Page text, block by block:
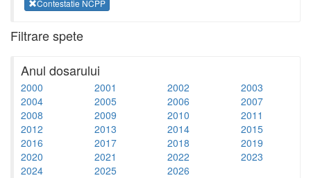
Contestatie NCPP
Filtrare spete
Anul dosarului
2000 2001 2002
2003
2004
2005 2006
2007
2008
2009 2010
2011
2012
2013 2014
2015
2016
2017 2018
2019
2020
2021 2022
2023
2024
2025 2026